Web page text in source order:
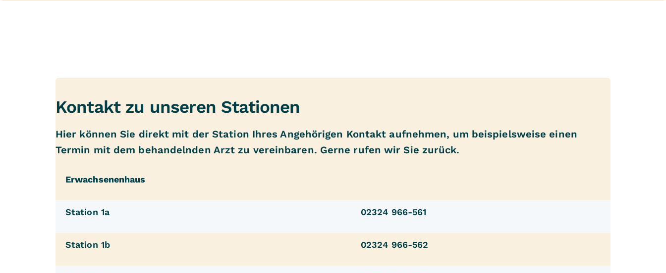
Kontakt zu unseren Stationen
Hier können Sie direkt mit der Station Ihres Angehörigen Kontakt aufnehmen, um beispielsweise einen
Termin mit dem behandelnden Arzt zu vereinbaren. Gerne rufen wir Sie zurück.
Erwachsenenhaus
Station 1a 02324 966-561
Station 1b 02324 966-562